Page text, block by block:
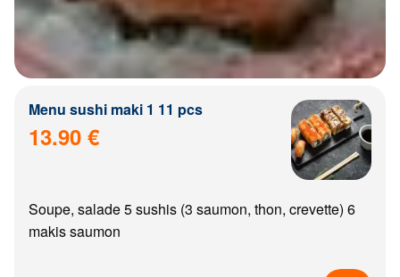
Menu sushi maki 1 11 pcs
13.90 €
Soupe, salade 5 sushis (3 saumon, thon, crevette) 6
makis saumon